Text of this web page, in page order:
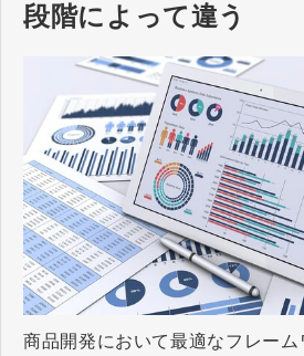
段階によって違う
商品開発において最適なフレー